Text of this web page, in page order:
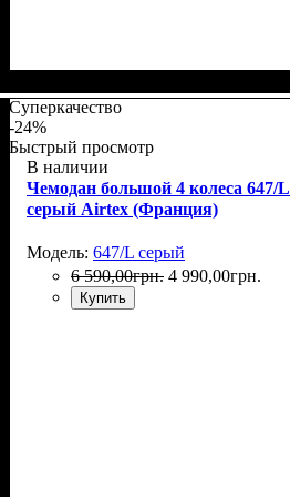
Суперкачество
-24%
Быстрый просмотр
В наличии
Чемодан большой 4 колеса 647/L
серый Airtex (Франция)
Модель: 647/L серый
6 590,00грн. 4 990,00грн.
Купить